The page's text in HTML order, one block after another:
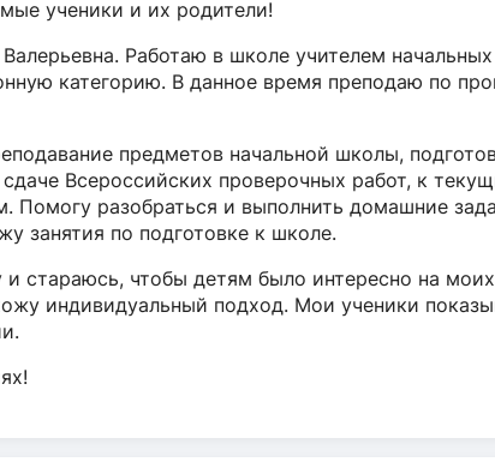
ученики и их родители!
Работаю в школе учителем
категорию. В данное время преподаю по
предметов начальной школы,
Всероссийских проверочных работ, к
Помогу разобраться и выполнить домашние
занятия по подготовке к школе.
стараюсь, чтобы детям было интересно на моих
индивидуальный подход. Мои ученики